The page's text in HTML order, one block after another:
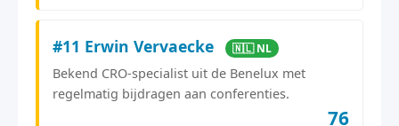
#11 Erwin Vervaecke 🇳🇱 NL
Bekend CRO-specialist uit de Benelux met
regelmatig bijdragen aan conferenties.
76